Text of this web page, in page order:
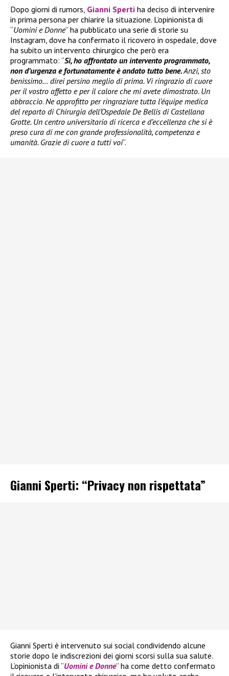
Dopo giorni di rumors, Gianni Sperti ha deciso di intervenire
in prima persona per chiarire la situazione. L’opinionista di
“Uomini e Donne” ha pubblicato una serie di storie su
Instagram, dove ha confermato il ricovero in ospedale, dove
ha subito un intervento chirurgico che però era
programmato: “Sì, ho affrontato un intervento programmato,
non d’urgenza e fortunatamente è andato tutto bene.Anzi, sto
benissimo… direi persino meglio di prima. Vi ringrazio di cuore
per il vostro affetto e per il calore che mi avete dimostrato. Un
abbraccio. Ne approfitto per ringraziare tutta l’équipe medica
del reparto di Chirurgia dell’Ospedale De Bellis di Castellana
Grotte. Un centro universitario di ricerca e d’eccellenza che si è
preso cura di me con grande professionalità, competenza e
umanità. Grazie di cuore a tutti voi“.
Gianni Sperti: “Privacy non rispettata”
Gianni Sperti è intervenuto sui social condividendo alcune
storie dopo le indiscrezioni dei giorni scorsi sulla sua salute.
L’opinionista di “Uomini e Donne” ha come detto confermato